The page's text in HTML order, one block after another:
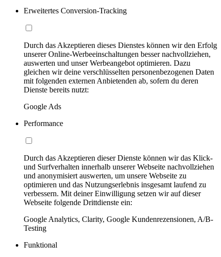
Erweitertes Conversion-Tracking
Durch das Akzeptieren dieses Dienstes können wir den Erfolg
unserer Online-Werbeeinschaltungen besser nachvollziehen,
auswerten und unser Werbeangebot optimieren. Dazu
gleichen wir deine verschlüsselten personenbezogenen Daten
mit folgenden externen Anbietenden ab, sofern du deren
Dienste bereits nutzt:
Google Ads
Performance
Durch das Akzeptieren dieser Dienste können wir das Klick-
und Surfverhalten innerhalb unserer Webseite nachvollziehen
und anonymisiert auswerten, um unsere Webseite zu
optimieren und das Nutzungserlebnis insgesamt laufend zu
verbessern. Mit deiner Einwilligung setzen wir auf dieser
Webseite folgende Drittdienste ein:
Google Analytics, Clarity, Google Kundenrezensionen, A/B-
Testing
Funktional